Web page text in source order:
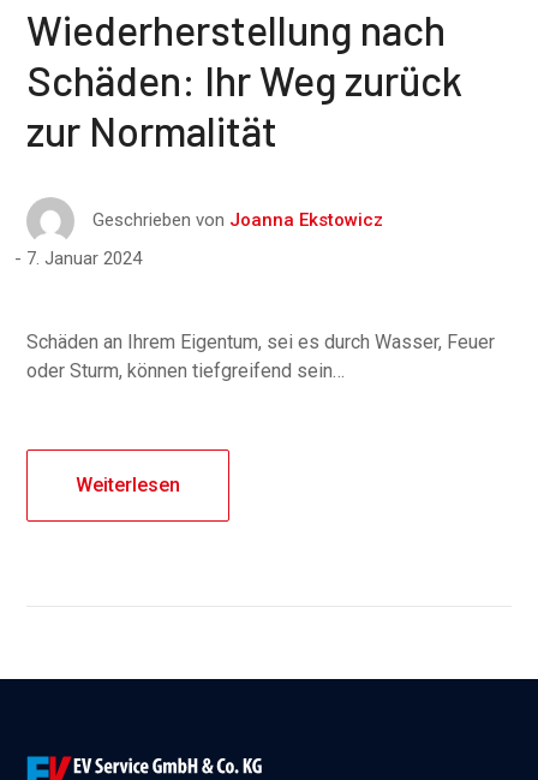
Wiederherstellung nach
Schäden: Ihr Weg zurück
zur Normalität
Geschrieben von Joanna Ekstowicz
7. Januar 2024
Schäden an Ihrem Eigentum, sei es durch Wasser, Feuer
oder Sturm, können tiefgreifend sein…
Weiterlesen